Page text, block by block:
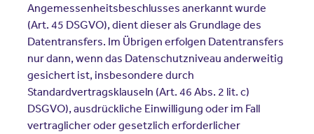
Angemessenheitsbeschlusses anerkannt wurde
(Art. 45 DSGVO), dient dieser als Grundlage des
Datentransfers. Im Übrigen erfolgen Datentransfers
nur dann, wenn das Datenschutzniveau anderweitig
gesichert ist, insbesondere durch
Standardvertragsklauseln (Art. 46 Abs. 2 lit. c)
DSGVO), ausdrückliche Einwilligung oder im Fall
vertraglicher oder gesetzlich erforderlicher